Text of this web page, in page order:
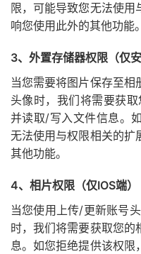
限，可能导致您无法使
响您使用此外的其他功能。
3、外置存储器权限（仅安
当您需要将图片保存至
头像时，我们将需要获
并读取/写入文件信息。
无法使用与权限相关的扩
其他功能。
4、相片权限（仅IOS端）
当您使用上传/更新账号
时，我们将需要获取您的
息。如您拒绝提供该权限